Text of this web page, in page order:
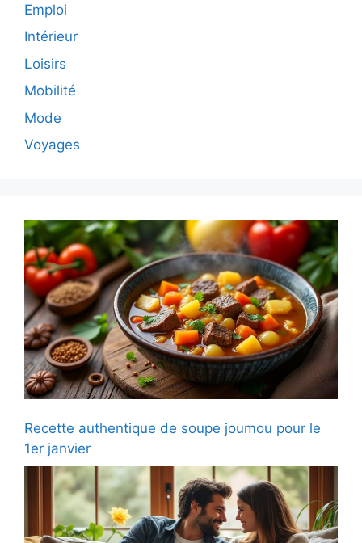
Emploi
Intérieur
Loisirs
Mobilité
Mode
Voyages
Recette authentique de soupe joumou pour le
1er janvier